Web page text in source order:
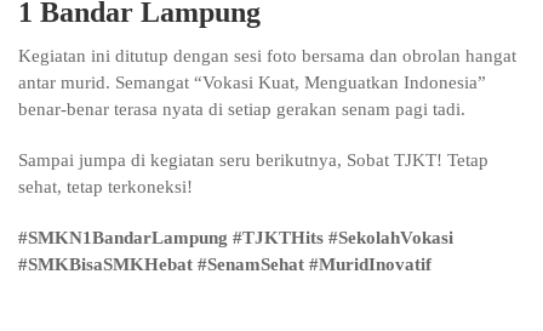
1 Bandar Lampung
Kegiatan ini ditutup dengan sesi foto bersama dan obrolan hangat
antar murid. Semangat “Vokasi Kuat, Menguatkan Indonesia”
benar-benar terasa nyata di setiap gerakan senam pagi tadi.
Sampai jumpa di kegiatan seru berikutnya, Sobat TJKT! Tetap
sehat, tetap terkoneksi!
#SMKN1BandarLampung #TJKTHits #SekolahVokasi
#SMKBisaSMKHebat #SenamSehat #MuridInovatif